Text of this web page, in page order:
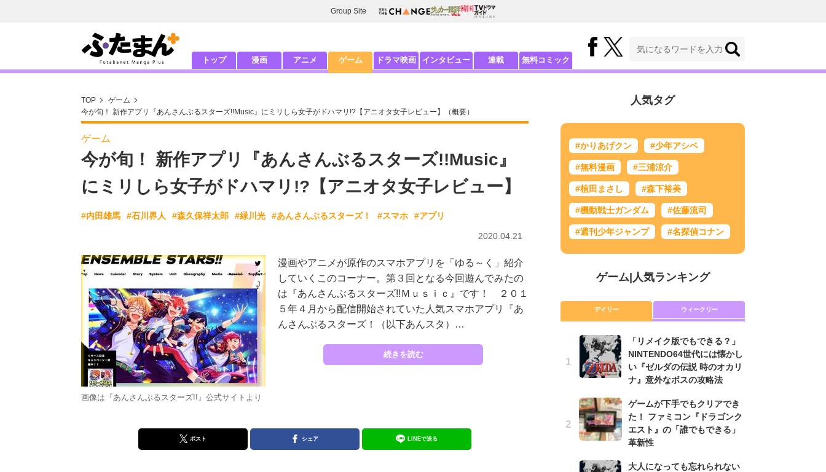
Group Site
トップ 漫画 アニメ ゲーム ドラマ映画 インタビュー 連載 無料コミック
TOP
ゲーム
今が旬！ 新作アプリ『あんさんぶるスターズ!!Music』にミリしら女子がドハマリ!?【アニオタ女子レビュー】（概要）
ゲーム
今が旬！ 新作アプリ『あんさんぶるスターズ!!Music』
にミリしら女子がドハマリ!?【アニオタ女子レビュー】
#内田雄馬 #石川界人 #森久保祥太郎 #緑川光 #あんさんぶるスターズ！ #スマホ #アプリ
2020.04.21
画像は『あんさんぶるスターズ!!』公式サイトより
漫画やアニメが原作のスマホアプリを「ゆる～く」紹介
していくこのコーナー。第３回となる今回遊んでみたの
は『あんさんぶるスターズ!!Ｍｕｓｉｃ』です！ ２０１
５年４月から配信開始されていた人気スマホアプリ『あ
んさんぶるスターズ！（以下あんスタ）…
続きを読む
ポスト シェア LINEで送る
人気タグ
#かりあげクン #少年アシベ
#無料漫画 #三浦涼介
#植田まさし #森下裕美
#機動戦士ガンダム #佐藤流司
#週刊少年ジャンプ #名探偵コナン
ゲーム| 人気ランキング
デイリー ウィークリー
「リメイク版でもできる？」
NINTENDO64世代には懐かし
い『ゼルダの伝説 時のオカリ
ナ』意外なボスの攻略法
ゲームが下手でもクリアでき
た！ ファミコン『ドラゴンク
エスト』の「誰でもできる」
革新性
大人になっても忘れられない